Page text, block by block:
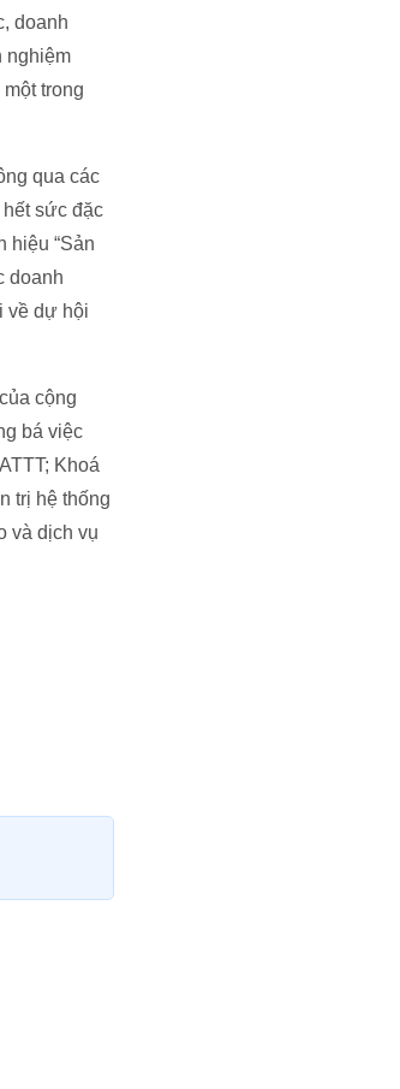
doanh
nghiệm
trong
qua các
sức đặc
hiệu “Sản
doanh
về dự hội
cộng
bá việc
Khoá
trị hệ thống
và dịch vụ